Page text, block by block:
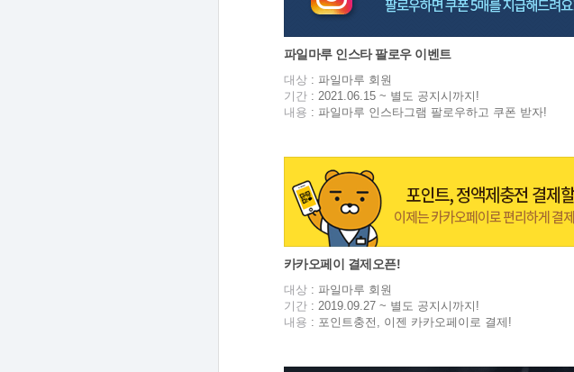
파일마루 인스타 팔로우 이벤트
대상: 파일마루 회원
기간: 2021.06.15 ~ 별도 공지시까지!
내용 : 파일마루 인스타그램 팔로우하고 쿠폰 받자!
카카오페이 결제오픈!
대상: 파일마루 회원
기간: 2019.09.27 ~ 별도 공지시까지!
내용 : 포인트충전, 이젠 카카오페이로 결제!